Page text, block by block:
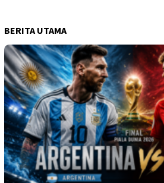
BERITA UTAMA